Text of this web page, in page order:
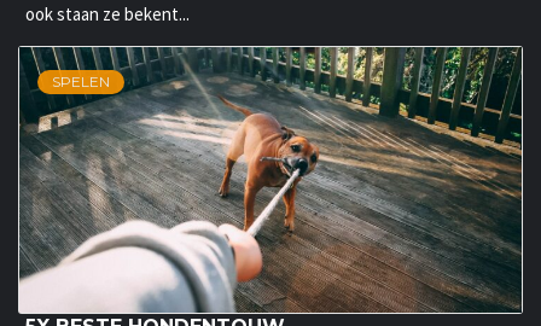
ook staan ze bekent...
SPELEN